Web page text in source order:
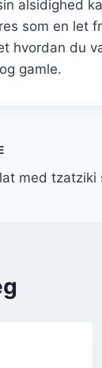
alsidighed
som en let
hvordan du
gamle.
med tzatziki